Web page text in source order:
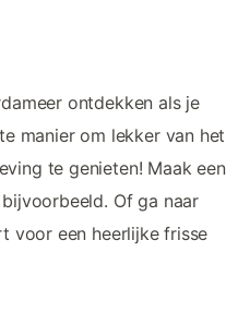
ontdekken als je
manier om lekker van het
te genieten! Maak een
Of ga naar
voor een heerlijke frisse